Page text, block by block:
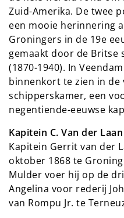
Zuid-Amerika. De twee
een mooie herinnering
Groningers in de 19e
gemaakt door de Britse
(1870-1940). In
binnenkort te zien in de
schipperskamer, een
negentiende-eeuwse
Kapitein C. Van der Laan
Kapitein Gerrit van der
oktober 1868 te
Mulder voer hij op de
Angelina voor rederij
van Rompu Jr. te